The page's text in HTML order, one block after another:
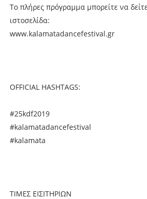
To πλήρες πρόγραμμα μπορείτε να
ιστοσελίδα:
www.kalamatadancefestival.gr
OFFICIAL HASHTAGS:
#25kdf2019
#kalamatadancefestival
#kalamata
ΤΙΜΕΣ ΕΙΣΙΤΗΡΙΩΝ